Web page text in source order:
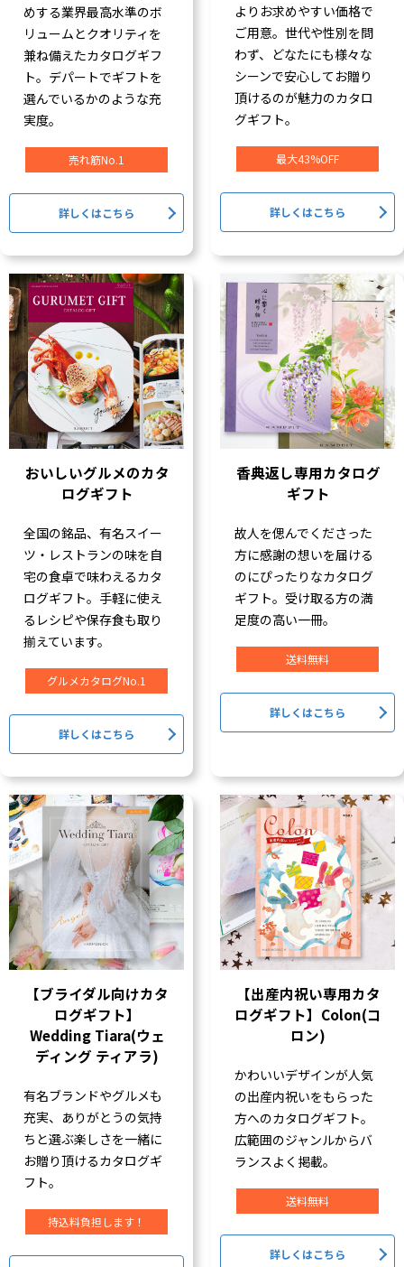
めする業界最高水準のボ
リュームとクオリティを
兼ね備えたカタログギフ
ト。デパートでギフトを
選んでいるかのような充
実度。
売れ筋No.1
詳しくはこちら
よりお求めやすい価格で
ご用意。世代や性別を問
わず、どなたにも様々な
シーンで安心してお贈り
頂けるのが魅力のカタロ
グギフト。
最大43%OFF
詳しくはこちら
おいしいグルメのカタ
ログギフト
全国の銘品、有名スイー
ツ・レストランの味を自
宅の食卓で味わえるカタ
ログギフト。手軽に使え
るレシピや保存食も取り
揃えています。
グルメカタログNo.1
詳しくはこちら
香典返し専用カタログ
ギフト
故人を偲んでくださった
方に感謝の想いを届ける
のにぴったりなカタログ
ギフト。受け取る方の満
足度の高い一冊。
送料無料
詳しくはこちら
【ブライダル向けカタ
ログギフト】
Wedding Tiara(ウェ
ディング ティアラ)
有名ブランドやグルメも
充実、ありがとうの気持
ちと選ぶ楽しさを一緒に
お贈り頂けるカタログギ
フト。
持込料負担します！
【出産内祝い専用カタ
ログギフト】Colon(コ
ロン)
かわいいデザインが人気
の出産内祝いをもらった
方へのカタログギフト。
広範囲のジャンルからバ
ランスよく掲載。
送料無料
詳しくはこちら